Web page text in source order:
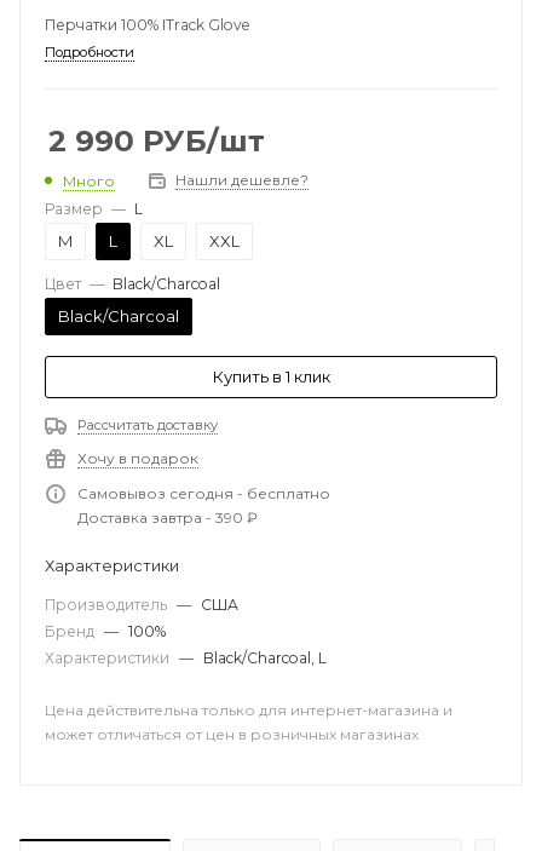
Перчатки 100% ITrack Glove
Подробности
2 990 РУБ/шт
Много
Нашли дешевле?
Размер — L
M L XL XXL
Цвет — Black/Charcoal
Black/Charcoal
Купить в 1 клик
Рассчитать доставку
Хочу в подарок
Самовывоз сегодня - бесплатно
Доставка завтра - 390 ₽
Характеристики
Производитель — США
Бренд — 100%
Характеристики — Black/Charcoal, L
Цена действительна только для интернет-магазина и
может отличаться от цен в розничных магазинах